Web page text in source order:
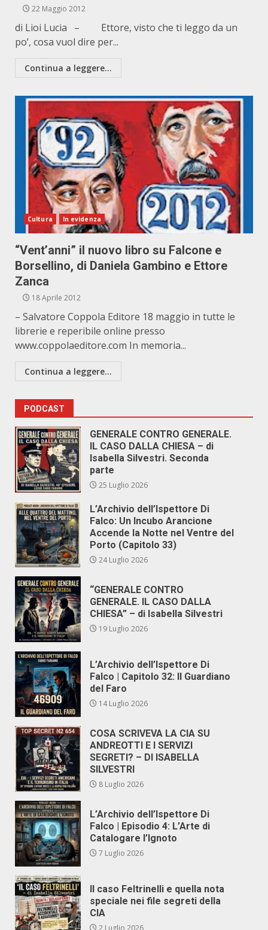
22 Maggio 2012
di Lioi Lucia – Ettore, visto che ti leggo da un
po’, cosa vuol dire per...
Continua a leggere...
Cultura In evidenza
“Vent’anni” il nuovo libro su Falcone e
Borsellino, di Daniela Gambino e Ettore
Zanca
18 Aprile 2012
– Salvatore Coppola Editore 18 maggio in tutte le
librerie e reperibile online presso
www.coppolaeditore.com In memoria...
Continua a leggere...
PODCAST
GENERALE CONTRO GENERALE.
IL CASO DALLA CHIESA – di
Isabella Silvestri. Seconda
parte
25 Luglio 2026
L’Archivio dell’Ispettore Di
Falco: Un Incubo Arancione
Accende la Notte nel Ventre del
Porto (Capitolo 33)
24 Luglio 2026
“GENERALE CONTRO
GENERALE. IL CASO DALLA
CHIESA” – di Isabella Silvestri
19 Luglio 2026
L’Archivio dell’Ispettore Di
Falco | Capitolo 32: Il Guardiano
del Faro
14 Luglio 2026
COSA SCRIVEVA LA CIA SU
ANDREOTTI E I SERVIZI
SEGRETI? – DI ISABELLA
SILVESTRI
8 Luglio 2026
L’Archivio dell’Ispettore Di
Falco | Episodio 4: L’Arte di
Catalogare l’Ignoto
7 Luglio 2026
Il caso Feltrinelli e quella nota
speciale nei file segreti della
CIA
2 Luglio 2026